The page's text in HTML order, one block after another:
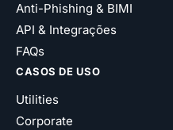
Anti-Phishing & BIMI
API & Integrações
FAQs
CASOS DE USO
Utilities
Corporate